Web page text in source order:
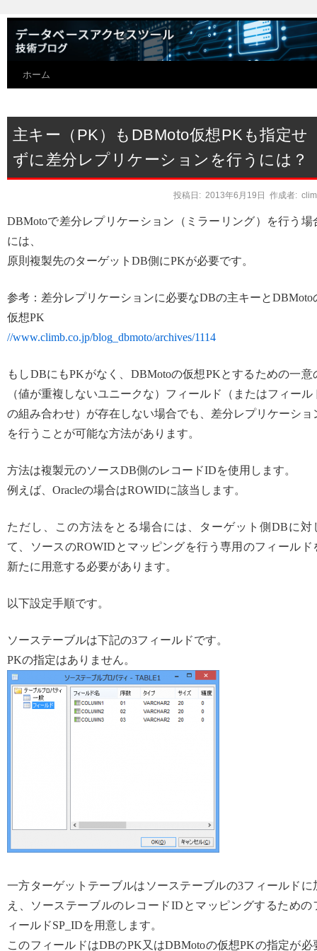
ホーム
主キー（PK）もDBMoto仮想PKも指定せ
ずに差分レプリケーションを行うには？
投稿日: 2013年6月19日 作成者:
DBMotoで差分レプリケーション（ミラーリング）を行う場
には、
原則複製先のターゲットDB側にPKが必要です。
参考：差分レプリケーションに必要なDBの主キーとDBMoto
仮想PK
//www.climb.co.jp/blog_dbmoto/archives/1114
もしDBにもPKがなく、DBMotoの仮想PKとするための一意
（値が重複しないユニークな）フィールド（またはフィール
の組み合わせ）が存在しない場合でも、差分レプリケーショ
を行うことが可能な方法があります。
方法は複製元のソースDB側のレコードIDを使用します。
例えば、Oracleの場合はROWIDに該当します。
ただし、この方法をとる場合には、ターゲット側DBに対
て、ソースのROWIDとマッピングを行う専用のフィールド
新たに用意する必要があります。
以下設定手順です。
ソーステーブルは下記の3フィールドです。
PKの指定はありません。
一方ターゲットテーブルはソーステーブルの3フィールドに
え、ソーステーブルのレコードIDとマッピングするための
ィールドSP_IDを用意します。
このフィールドはDBのPK又はDBMotoの仮想PKの指定が必